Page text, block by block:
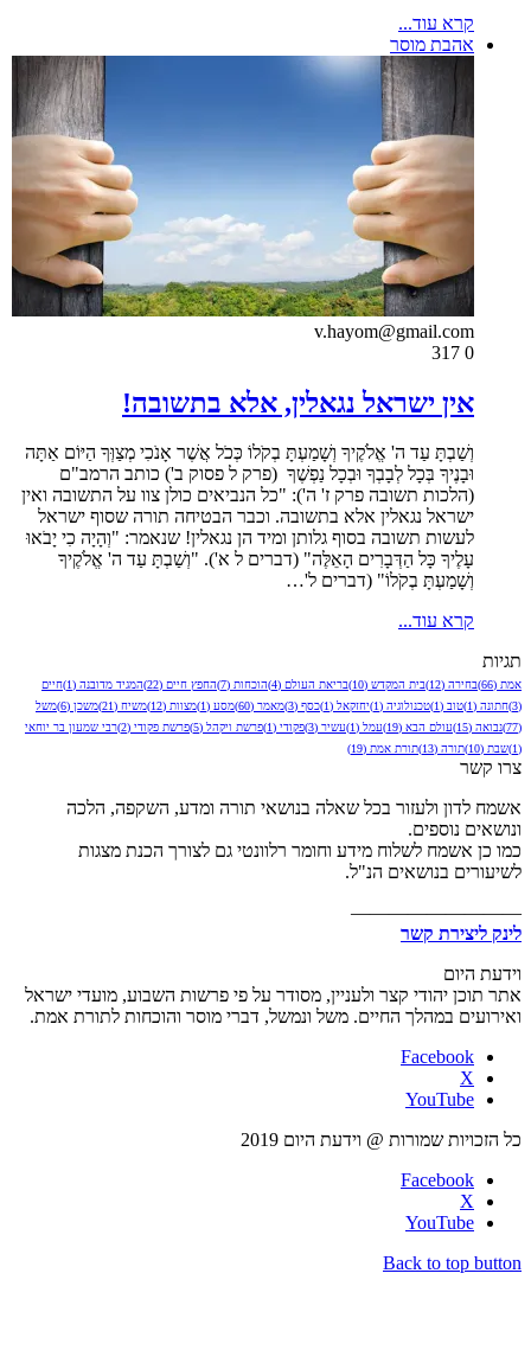
קרא עוד...
אהבת מוסר
v.hayom@gmail.com
0
אין ישראל נגאלין, אלא בתשובה!
וְשַׁבְתָּ עַד ה' אֱלֹקֶיךָ וְשָׁמַעְתָּ בְקֹלוֹ כְּכֹל אֲשֶׁר אָנֹכִי מְצַוְּךָ הַיּוֹם אַתָּה
וּבָנֶיךָ בְּכָל לְבָבְךָ וּבְכָל נַפְשֶׁךָ (פרק ל פסוק ב') כותב הרמב"ם
(הלכות תשובה פרק ז' ה'): "כל הנביאים כולן צוו על התשובה ואין
ישראל נגאלין אלא בתשובה. וכבר הבטיחה תורה שסוף ישראל
לעשות תשובה בסוף גלותן ומיד הן נגאלין! שנאמר: "וְהָיָה כִי יָבֹאוּ
עָלֶיךָ כָּל הַדְּבָרִים הָאֵלֶּה" (דברים ל א'). "וְשַׁבְתָּ עַד ה' אֱלֹקֶיךָ
וְשָׁמַעְתָּ בְקֹלוֹ" (דברים ל'…
קרא עוד...
תגיות
אמת (66) בחירה (12) בית המקדש (10) בריאת העולם (4) הוכחות (7) החפץ חיים (22) המגיד מדובנה (1)
חיים
(3)
חתונה (1) טוב (1) טכנולוגיה (1) יחזקאל (1) כסף (3) מאמר (60) מסע (1) מצוות (12) משיח (21) משכן (6)
משל
(77)
נבואה (15) עולם הבא (19) עמל (1) עשיר (3) פקודי (1) פרשת ויקהל (5) פרשת פקודי (2)
רבי שמעון בר יוחאי
(1)
שבת (10) תורה (13) תורת אמת (19)
צרו קשר
אשמח לדון ולעזור בכל שאלה בנושאי תורה ומדע, השקפה, הלכה
ונושאים נוספים.
כמו כן אשמח לשלוח מידע וחומר רלוונטי גם לצורך הכנת מצגות
לשיעורים בנושאים הנ"ל.
—————————
לינק ליצירת קשר
וידעת היום
אתר תוכן יהודי קצר ולעניין, מסודר על פי פרשות השבוע, מועדי ישראל
ואירועים במהלך החיים. משל ונמשל, דברי מוסר והוכחות לתורת אמת.
Facebook
X
YouTube
כל הזכויות שמורות @ וידעת היום 2019
Facebook
X
YouTube
Back to top button